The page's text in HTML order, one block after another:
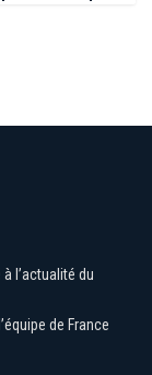
l’actualité du
de France